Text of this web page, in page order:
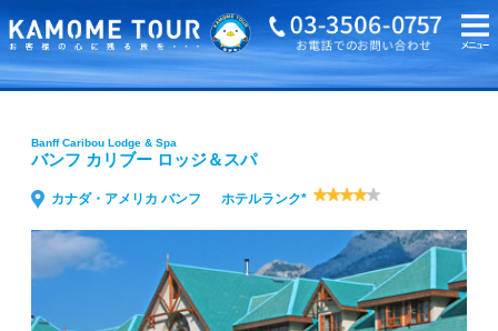
海外旅行・ツアーTOP Banff Caribou Lodge & Spa バンフ カリブー ロッジ＆スパ
Banff Caribou Lodge & Spa
バンフ カリブー ロッジ＆スパ
カナダ・アメリカ バンフ ホテルランク*